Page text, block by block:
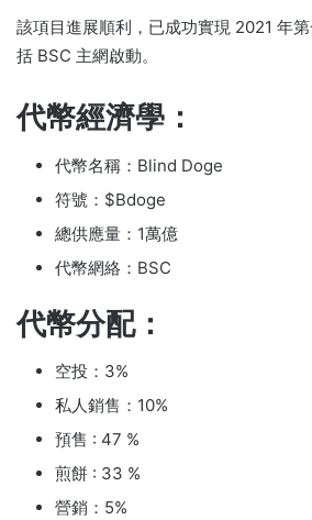
該項目進展順利，已成功實現 2021 年
括 BSC 主網啟動。
代幣經濟學：
代幣名稱：Blind Doge
符號：$Bdoge
總供應量：1萬億
代幣網絡：BSC
代幣分配：
空投：3%
私人銷售：10%
預售 : 47 %
煎餅 : 33 %
營銷：5%